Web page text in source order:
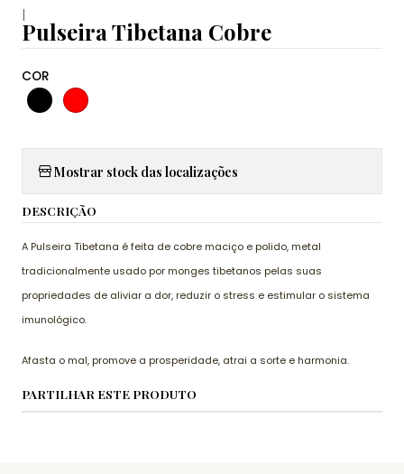
|
Pulseira Tibetana Cobre
COR
Mostrar stock das localizações
DESCRIÇÃO
A Pulseira Tibetana é feita de cobre maciço e polido, metal
tradicionalmente usado por monges tibetanos pelas suas
propriedades de aliviar a dor, reduzir o stress e estimular o sistema
imunológico.
Afasta o mal, promove a prosperidade, atrai a sorte e harmonia.
PARTILHAR ESTE PRODUTO